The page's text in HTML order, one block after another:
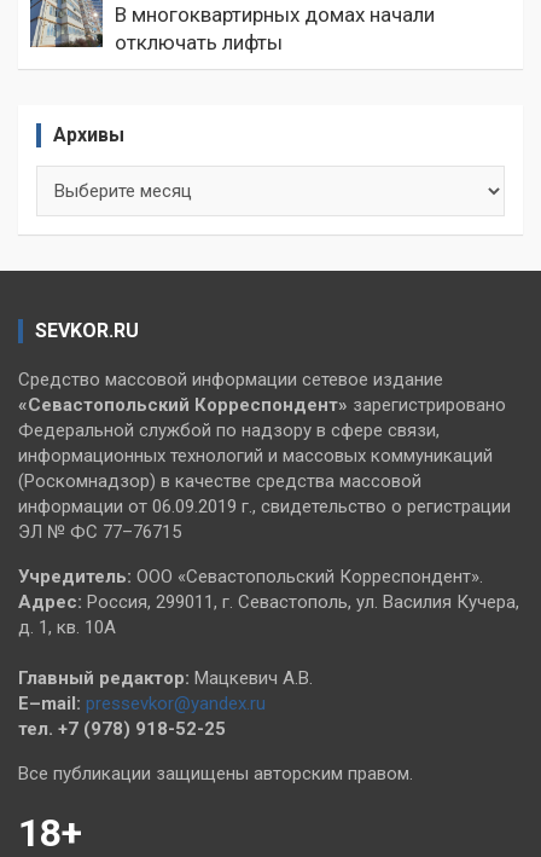
В многоквартирных домах начали
отключать лифты
Архивы
SEVKOR.RU
Средство массовой информации сетевое издание
«Севастопольский Корреспондент» зарегистрировано
Федеральной службой по надзору в сфере связи,
информационных технологий и массовых коммуникаций
(Роскомнадзор) в качестве средства массовой
информации от 06.09.2019 г., свидетельство о регистрации
ЭЛ № ФС 77–76715
Учредитель: ООО «Севастопольский Корреспондент».
Адрес: Россия, 299011, г. Севастополь, ул. Василия Кучера,
д. 1, кв. 10А
Главный редактор: Мацкевич А.В.
E–mail: pressevkor@yandex.ru
тел. +7 (978) 918-52-25
Все публикации защищены авторским правом.
18+